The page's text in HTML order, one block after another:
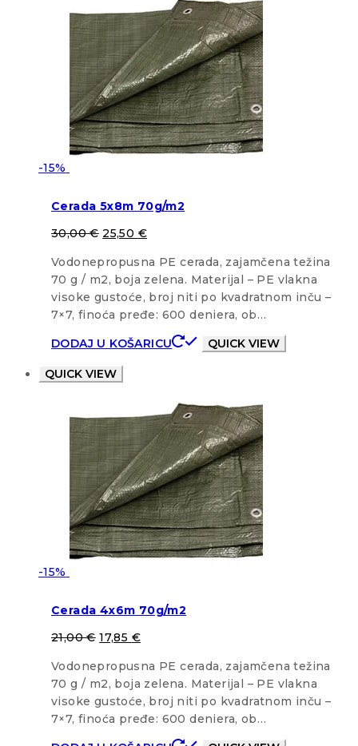
-15%
Cerada 5x8m 70g/m2
30,00€ 25,50 €
Vodonepropusna PE cerada, zajamčena težina
70 g / m2, boja zelena. Materijal – PE vlakna
visoke gustoće, broj niti po kvadratnom inču –
7×7, finoća pređe: 600 deniera, ob…
DODAJ U KOŠARICU
QUICK VIEW
QUICK VIEW
-15%
Cerada 4x6m 70g/m2
21,00€ 17,85 €
Vodonepropusna PE cerada, zajamčena težina
70 g / m2, boja zelena. Materijal – PE vlakna
visoke gustoće, broj niti po kvadratnom inču –
7×7, finoća pređe: 600 deniera, ob…